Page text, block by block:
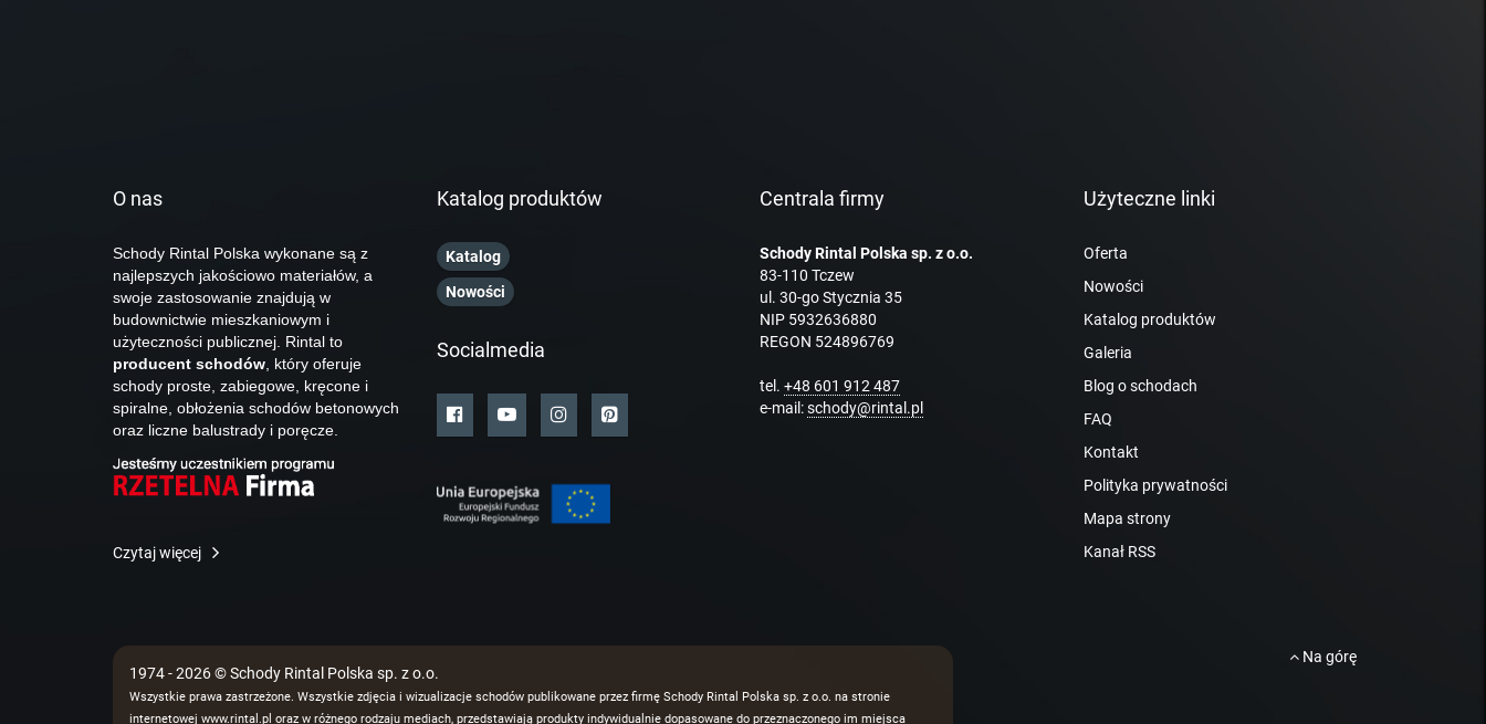
O nas
Schody Rintal Polska wykonane są z
najlepszych jakościowo materiałów, a
swoje zastosowanie znajdują w
budownictwie mieszkaniowym i
użyteczności publicznej. Rintal to
producent schodów , który oferuje
schody proste, zabiegowe, kręcone i
spiralne, obłożenia schodów betonowych
oraz liczne balustrady i poręcze.
Czytaj więcej
Katalog produktów
Katalog
Nowości
Socialmedia
Centrala firmy
Schody Rintal Polska sp. z o.o.
83-110 Tczew
ul. 30-go Stycznia 35
NIP 5932636880
REGON 524896769
tel. +48 601 912 487
e-mail:schody@rintal.pl
Użyteczne linki
Oferta
Nowości
Katalog produktów
Galeria
Blog o schodach
FAQ
Kontakt
Polityka prywatności
Mapa strony
Kanał RSS
1974 - 2026 © Schody Rintal Polska sp. z o.o.
Wszystkie prawa zastrzeżone. Wszystkie zdjęcia i wizualizacje schodów publikowane przez firmę Schody Rintal Polska sp. z o.o. na stronie
internetowej www.rintal.pl oraz w różnego rodzaju mediach, przedstawiają produkty indywidualnie dopasowane do przeznaczonego im miejsca
Na górę